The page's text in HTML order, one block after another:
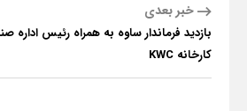
خبر بعدی
بازدید فرماندار ساوه به همراه رئیس اداره
کارخانه KWC